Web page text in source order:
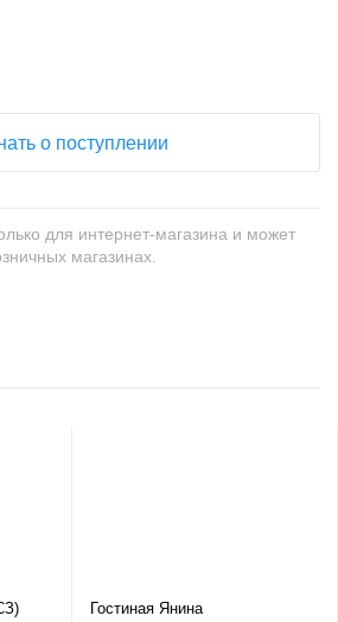
о поступлении
для интернет-магазина и может
магазинах.
Гостиная Янина